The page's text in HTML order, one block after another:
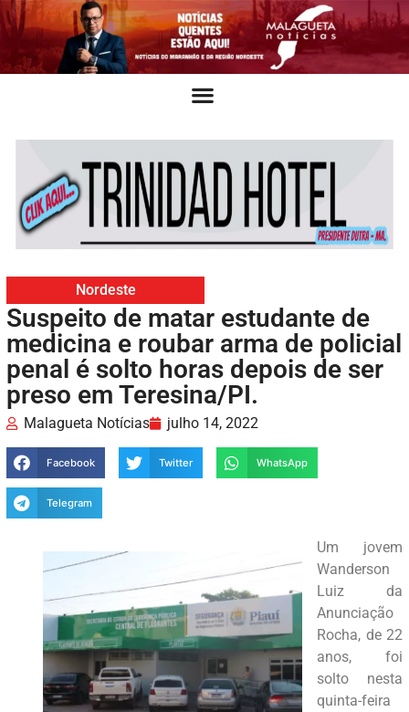
Nordeste
Suspeito de matar estudante de
medicina e roubar arma de policial
penal é solto horas depois de ser
preso em Teresina/PI.
Malagueta Notícias julho 14, 2022
Facebook Twitter WhatsApp
Telegram
Um jovem
Wanderson
Luiz da
Anunciação
Rocha, de 22
anos, foi
solto nesta
quinta-feira